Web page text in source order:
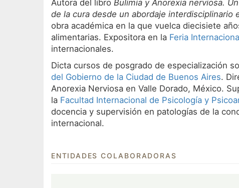
Autora del libro Bulimia y Anorexia nerviosa.
de la cura desde un abordaje interdisciplinario
obra académica en la que vuelca diecisiete
alimentarias. Expositora en la Feria
internacionales.
Dicta cursos de posgrado de especialización
del Gobierno de la Ciudad de Buenos Aires.
Anorexia Nerviosa en Valle Dorado, México.
la Facultad Internacional de Psicología y
docencia y supervisión en patologías de la
internacional.
ENTIDADES COLABORADORAS